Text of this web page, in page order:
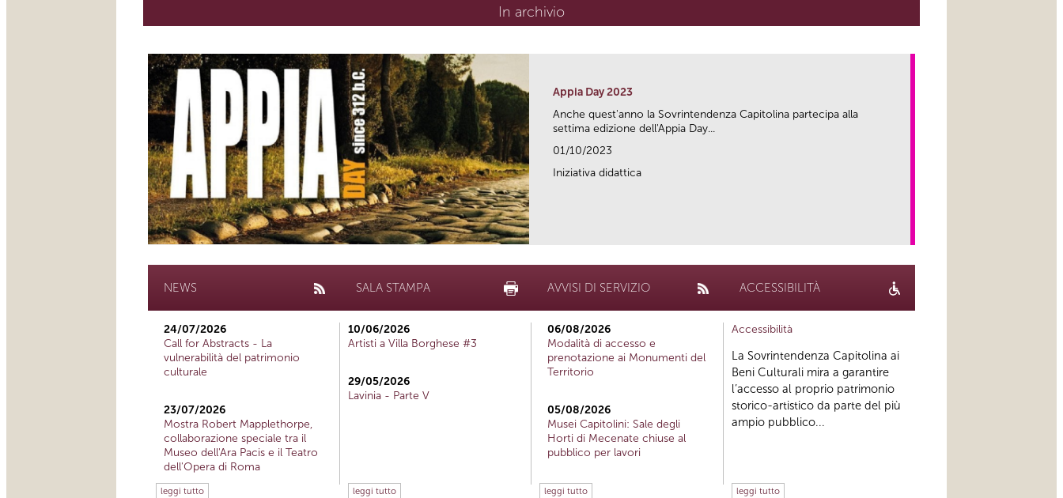
In archivio
Appia Day 2023
Anche quest'anno la Sovrintendenza Capitolina partecipa alla
settima edizione dell'Appia Day...
01/10/2023
Iniziativa didattica
NEWS
24/07/2026
Call for Abstracts - La
vulnerabilità del patrimonio
culturale
23/07/2026
Mostra Robert Mapplethorpe,
collaborazione speciale tra il
Museo dell'Ara Pacis e il Teatro
dell'Opera di Roma
leggi tutto
SALA STAMPA
10/06/2026
Artisti a Villa Borghese #3
29/05/2026
Lavinia - Parte V
leggi tutto
AVVISI DI SERVIZIO
06/08/2026
Modalità di accesso e
prenotazione ai Monumenti del
Territorio
05/08/2026
Musei Capitolini: Sale degli
Horti di Mecenate chiuse al
pubblico per lavori
leggi tutto
ACCESSIBILITÀ
Accessibilità
La Sovrintendenza Capitolina ai
Beni Culturali mira a garantire
l’accesso al proprio patrimonio
storico-artistico da parte del più
ampio pubblico...
leggi tutto